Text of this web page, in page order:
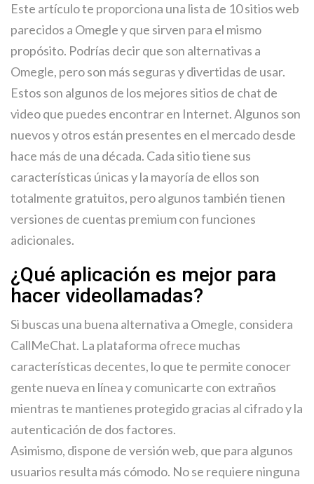
Este artículo te proporciona una lista de 10 sitios web
parecidos a Omegle y que sirven para el mismo
propósito. Podrías decir que son alternativas a
Omegle, pero son más seguras y divertidas de usar.
Estos son algunos de los mejores sitios de chat de
video que puedes encontrar en Internet. Algunos son
nuevos y otros están presentes en el mercado desde
hace más de una década. Cada sitio tiene sus
características únicas y la mayoría de ellos son
totalmente gratuitos, pero algunos también tienen
versiones de cuentas premium con funciones
adicionales.
¿Qué aplicación es mejor para
hacer videollamadas?
Si buscas una buena alternativa a Omegle, considera
CallMeChat. La plataforma ofrece muchas
características decentes, lo que te permite conocer
gente nueva en línea y comunicarte con extraños
mientras te mantienes protegido gracias al cifrado y la
autenticación de dos factores.
Asimismo, dispone de versión web, que para algunos
usuarios resulta más cómodo. No se requiere ninguna